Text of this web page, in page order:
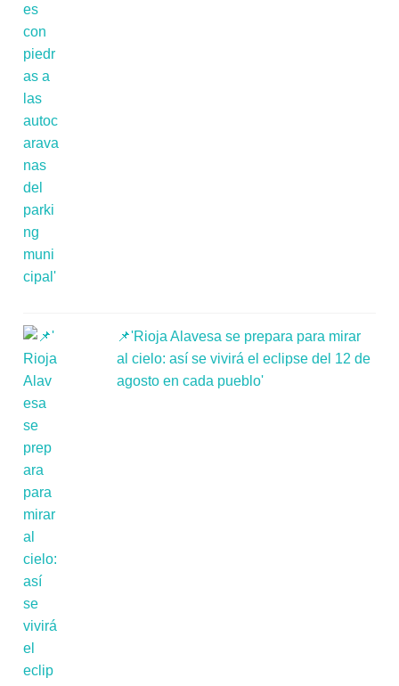
📌'Rioja Alavesa se prepara para mirar
al cielo: así se vivirá el eclipse del 12 de
agosto en cada pueblo'